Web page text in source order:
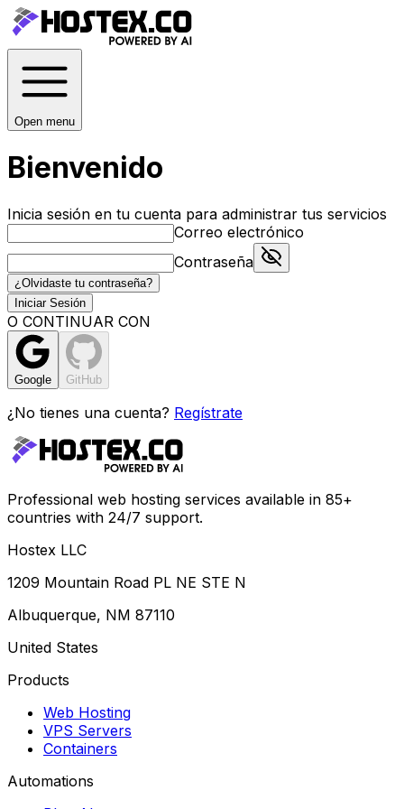
Open menu
Bienvenido
Inicia sesión en tu cuenta para administrar tus servicios
Correo electrónico
Contraseña
¿Olvidaste tu contraseña?
Iniciar Sesión
O CONTINUAR CON
Google GitHub
¿No tienes una cuenta? Regístrate
Professional web hosting services available in 85+
countries with 24/7 support.
Hostex LLC
1209 Mountain Road PL NE STE N
Albuquerque, NM 87110
United States
Products
Web Hosting
VPS Servers
Containers
Automations